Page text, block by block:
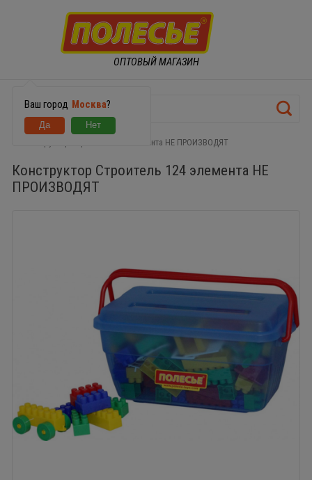
ОПТОВЫЙ МАГАЗИН
Ваш город Москва?
Конструктор Строитель 124 элемента НЕ ПРОИЗВОДЯТ
Конструктор Строитель 124 элемента НЕ
ПРОИЗВОДЯТ